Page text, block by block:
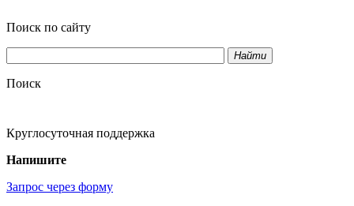
Поиск по сайту
Найти
Поиск
Круглосуточная поддержка
Напишите
Запрос через форму